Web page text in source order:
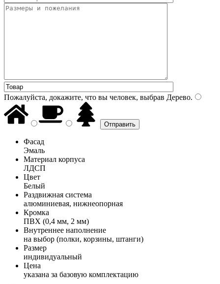
Пожалуйста, докажите, что вы человек, выбрав Дерево.
Фасад
Эмаль
Материал корпуса
ЛДСП
Цвет
Белый
Раздвижная система
алюминиевая, нижнеопорная
Кромка
ПВХ (0,4 мм, 2 мм)
Внутреннее наполнение
на выбор (полки, корзины, штанги)
Размер
индивидуальный
Цена
указана за базовую комплектацию